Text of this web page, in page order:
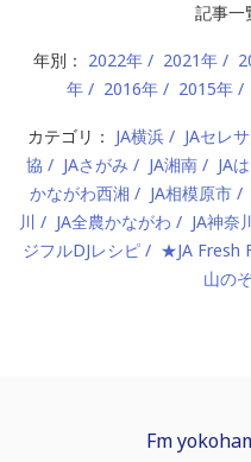
記事一
年別： 2022年 2021年
年
2016年 2015年
カテゴリ： JA横浜 JAセレ
協
JAさがみ JA湘南 JA
かながわ西湘
JA相模原市
川
JA全農かながわ JA神奈
ジフルDJレシピ
★JA Fresh
山の
Fm